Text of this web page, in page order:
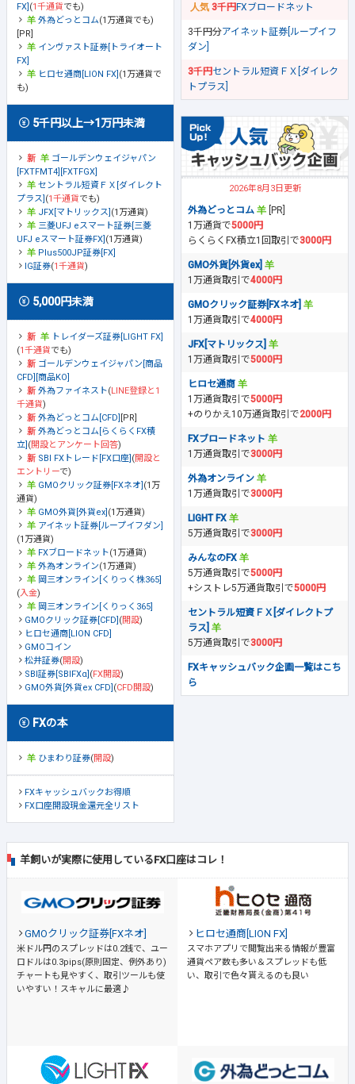
FX] (1千通貨でも)
外為どっとコム(1万通貨でも)
[PR]
インヴァスト証券[トライオート
FX]
ヒロセ通商[LION FX] (1万通貨で
も)
5千円以上→1万円未満
ゴールデンウェイジャパン
[FXTFMT4][FXTFGX]
セントラル短資ＦＸ[ダイレクト
プラス] (1千通貨でも)
JFX[マトリックス] (1万通貨)
三菱UFJ eスマート証券[三菱
UFJ eスマート証券FX] (1万通貨)
Plus500JP証券[FX]
IG証券(1千通貨)
5,000円未満
トレイダーズ証券[LIGHT FX]
(1千通貨でも)
ゴールデンウェイジャパン[商品
CFD][商品KO]
外為ファイネスト(LINE登録と1
千通貨)
外為どっとコム[CFD] [PR]
外為どっとコム[らくらくFX積
立] (開設とアンケート回答)
SBI FXトレード[FX口座] (開設と
エントリーで)
GMOクリック証券[FXネオ] (1万
通貨)
GMO外貨[外貨ex] (1万通貨)
アイネット証券[ループイフダン]
(1万通貨)
FXブロードネット(1万通貨)
外為オンライン(1万通貨)
岡三オンライン[くりっく株365]
(入金)
岡三オンライン[くりっく365]
GMOクリック証券[CFD] (開設)
ヒロセ通商[LION CFD]
GMOコイン
松井証券(開設)
SBI証券[SBIFXα] (FX開設)
GMO外貨[外貨ex CFD] (CFD開設)
FXの本
ひまわり証券(開設)
FXキャッシュバックお得順
FX口座開設現金還元全リスト
3千円FXブロードネット
3千円分アイネット証券[ループイフ
ダン]
3千円セントラル短資ＦＸ[ダイレク
トプラス]
2026年8月3日更新
外為どっとコム
[PR]
1万通貨で5000円
らくらくFX積立1回取引で3000円
GMO外貨[外貨ex]
1万通貨取引で4000円
GMOクリック証券[FXネオ]
1万通貨取引で4000円
JFX[マトリックス]
1万通貨取引で5000円
ヒロセ通商
1万通貨取引で5000円
+のりかえ10万通貨取引で2000円
FXブロードネット
1万通貨取引で3000円
外為オンライン
1万通貨取引で3000円
LIGHT FX
5万通貨取引で3000円
みんなのFX
5万通貨取引で5000円
+シストレ5万通貨取引で5000円
セントラル短資ＦＸ[ダイレクトプ
ラス]
5万通貨取引で3000円
FXキャッシュバック企画一覧はこち
ら
羊飼いが実際に使用しているFX口座はコレ！
GMOクリック証券[FXネオ]
米ドル円のスプレッドは0.2銭で、ユー
ロドルは0.3pips(原則固定、例外あり)
チャートも見やすく、取引ツールも使
いやすい！スキャルに最適♪
ヒロセ通商[LION FX]
スマホアプリで閲覧出来る情報が豊富
通貨ペア数も多い＆スプレッドも低
い、取引で色々貰えるのも良い